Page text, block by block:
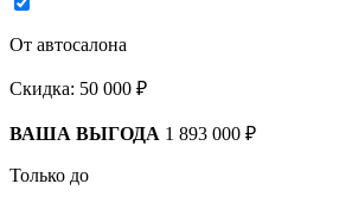
От автосалона
Скидка: 50 000 ₽
ВАША ВЫГОДА 1 893 000 ₽
Только до